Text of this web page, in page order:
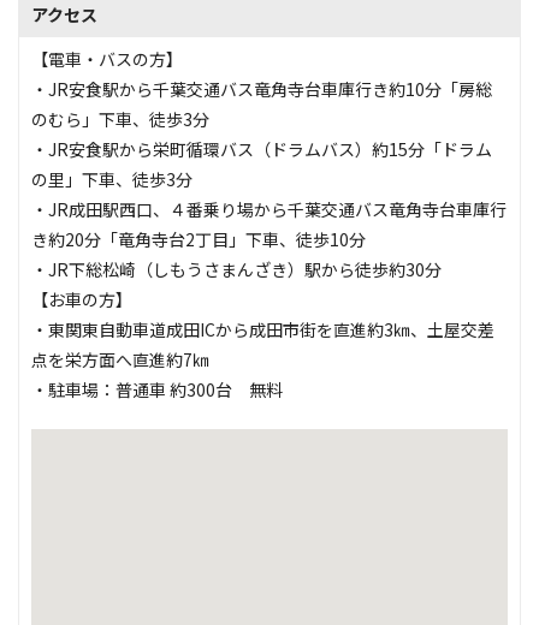
アクセス
【電車・バスの方】
・JR安食駅から千葉交通バス竜角寺台車庫行き約10分「房総
のむら」下車、徒歩3分
・JR安食駅から栄町循環バス（ドラムバス）約15分「ドラム
の里」下車、徒歩3分
・JR成田駅西口、４番乗り場から千葉交通バス竜角寺台車庫行
き約20分「竜角寺台2丁目」下車、徒歩10分
・JR下総松崎（しもうさまんざき）駅から徒歩約30分
【お車の方】
・東関東自動車道成田ICから成田市街を直進約3㎞、土屋交差
点を栄方面へ直進約7㎞
・駐車場：普通車 約300台 無料